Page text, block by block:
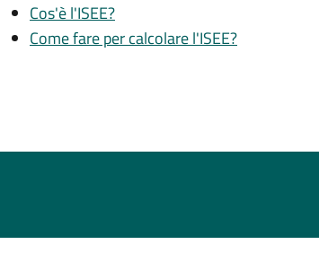
Cos'è l'ISEE?
Come fare per calcolare l'ISEE?